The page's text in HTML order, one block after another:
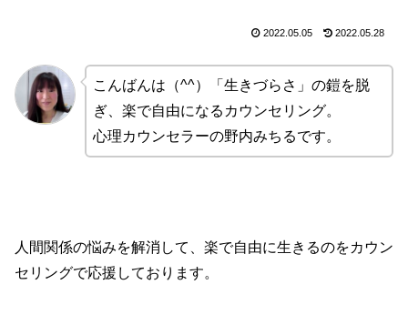
2022.05.05 2022.05.28
こんばんは（^^）「生きづらさ」の鎧を脱
ぎ、楽で自由になるカウンセリング。
心理カウンセラーの野内みちるです。
人間関係の悩みを解消して、楽で自由に生きるのをカウン
セリングで応援しております。